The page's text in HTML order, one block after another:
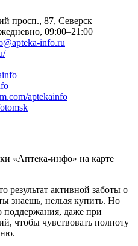
просп., 87, Северск
09:00–21:00
info.ru
aptekainfo
«Аптека-инфо» на карте
результат активной заботы о
знаешь, нельзя купить. Но
поддержания, даже при
чтобы чувствовать полноту